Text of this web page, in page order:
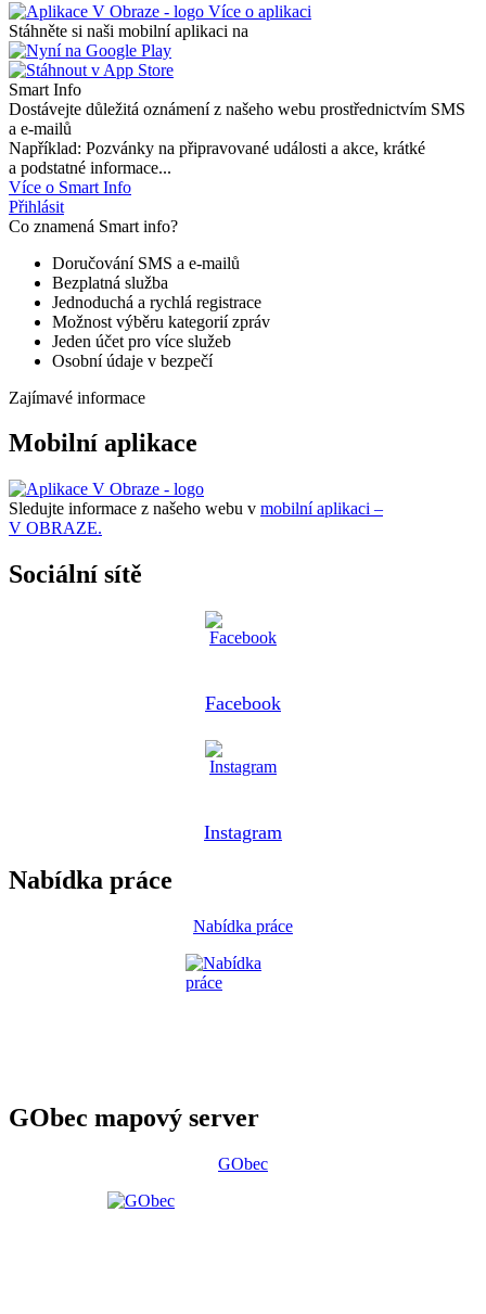
Více o aplikaci
Stáhněte si naši mobilní aplikaci na
Smart Info
Dostávejte důležitá oznámení z našeho webu prostřednictvím SMS
a e-mailů
Například: Pozvánky na připravované události a akce, krátké
a podstatné informace...
Více o Smart Info
Přihlásit
Co znamená Smart info?
Doručování SMS a e-mailů
Bezplatná služba
Jednoduchá a rychlá registrace
Možnost výběru kategorií zpráv
Jeden účet pro více služeb
Osobní údaje v bezpečí
Zajímavé informace
Mobilní aplikace
Sledujte informace z našeho webu v mobilní aplikaci –
V OBRAZE.
Sociální sítě
Facebook
Instagram
Nabídka práce
Nabídka práce
GObec mapový server
GObec